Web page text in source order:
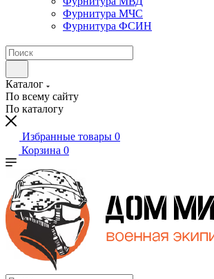
Фурнитура МЧС
Фурнитура ФСИН
Каталог
По всему сайту
По каталогу
Избранные товары 0
Корзина 0